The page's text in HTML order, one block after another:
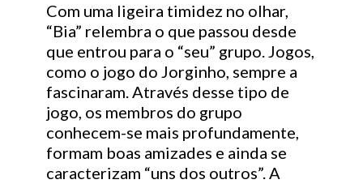
Com uma ligeira timidez no olhar,
“Bia” relembra o que passou desde
que entrou para o “seu” grupo. Jogos,
como o jogo do Jorginho, sempre a
fascinaram. Através desse tipo de
jogo, os membros do grupo
conhecem-se mais profundamente,
formam boas amizades e ainda se
caracterizam “uns dos outros”. A